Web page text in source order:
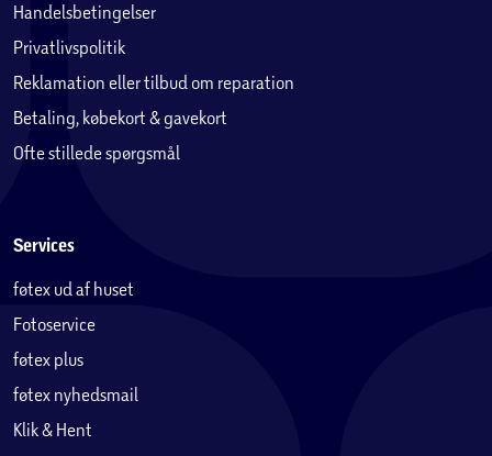
Handelsbetingelser
Privatlivspolitik
Reklamation eller tilbud om reparation
Betaling, købekort & gavekort
Ofte stillede spørgsmål
Services
føtex ud af huset
Fotoservice
føtex plus
føtex nyhedsmail
Klik & Hent